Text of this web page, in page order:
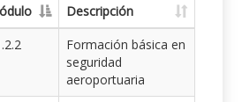
Descripción
Formación básica en
seguridad
aeroportuaria